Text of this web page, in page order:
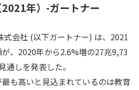
年）-ガートナー
式会社 (以下ガートナー) は、2021
、2020年から2.6%増の27兆9,73
通しを発表した。
も高いと見込まれているのは教育